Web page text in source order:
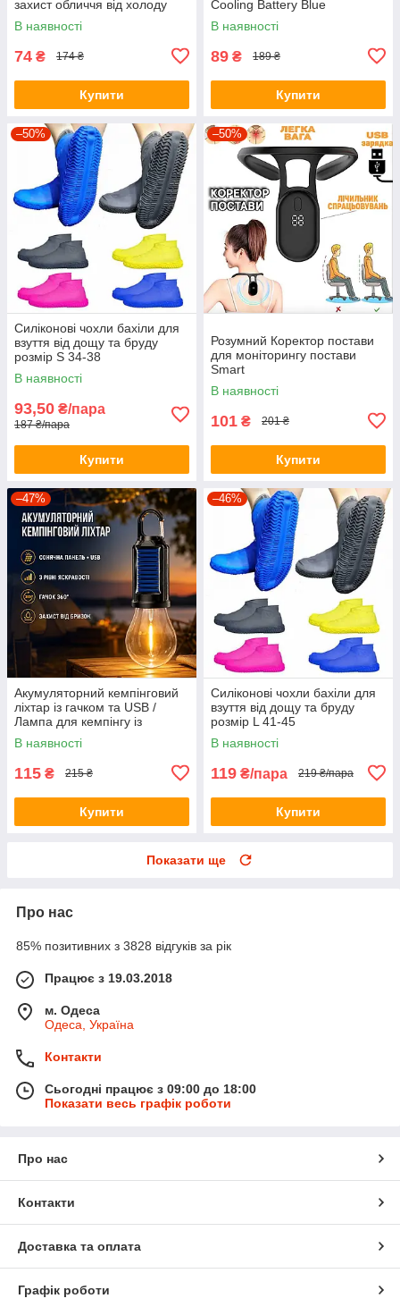
захист обличчя від холоду
для їзди на велосипеді
Рожевий
В наявності
74 ₴ 174 ₴
Купити
Cooling Battery Blue
В наявності
89 ₴ 189 ₴
Купити
–50%
Силіконові чохли бахіли для
взуття від дощу та бруду
розмір S 34-38
В наявності
93,50 ₴/пара
187 ₴/пара
Купити
–50%
Розумний Коректор постави
для моніторингу постави
Smart
В наявності
101 ₴ 201 ₴
Купити
–47%
Акумуляторний кемпінговий
ліхтар із гачком та USB /
Лампа для кемпінгу із
сонячною панеллю HA-112
В наявності
115 ₴ 215 ₴
Купити
–46%
Силіконові чохли бахіли для
взуття від дощу та бруду
розмір L 41-45
В наявності
119 ₴/пара 219 ₴/пара
Купити
Показати ще
Про нас
85% позитивних з 3828 відгуків за рік
Працює з 19.03.2018
м. Одеса
Одеса, Україна
Контакти
Сьогодні працює з 09:00 до 18:00
Показати весь графік роботи
Про нас
Контакти
Доставка та оплата
Графік роботи